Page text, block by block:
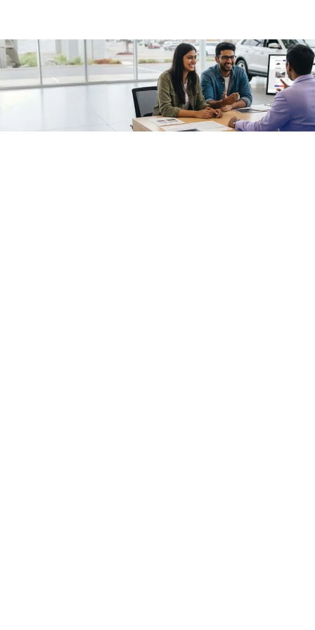
/fragments/plp-details